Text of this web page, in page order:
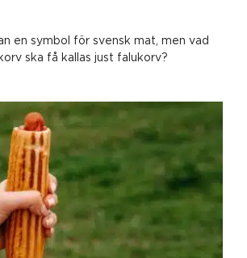
en symbol för svensk mat, men vad
ska få kallas just falukorv?